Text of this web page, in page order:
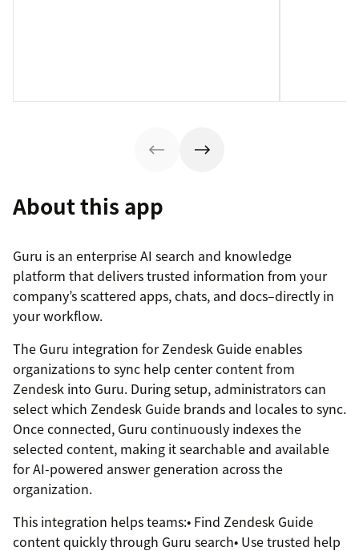
About this app
Guru is an enterprise AI search and knowledge
platform that delivers trusted information from your
company’s scattered apps, chats, and docs–directly in
your workflow.
The Guru integration for Zendesk Guide enables
organizations to sync help center content from
Zendesk into Guru. During setup, administrators can
select which Zendesk Guide brands and locales to sync.
Once connected, Guru continuously indexes the
selected content, making it searchable and available
for AI-powered answer generation across the
organization.
This integration helps teams:• Find Zendesk Guide
content quickly through Guru search• Use trusted help